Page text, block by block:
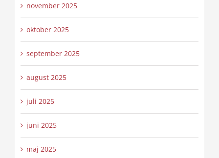
november 2025
oktober 2025
september 2025
august 2025
juli 2025
juni 2025
maj 2025